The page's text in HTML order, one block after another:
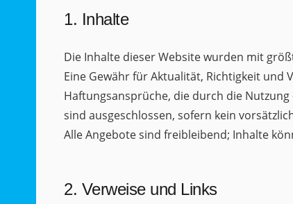
1. Inhalte
Die Inhalte dieser Website wurden mit
Eine Gewähr für Aktualität, Richtigkeit
Haftungsansprüche, die durch die
sind ausgeschlossen, sofern kein
Alle Angebote sind freibleibend; Inhalte
2. Verweise und Links